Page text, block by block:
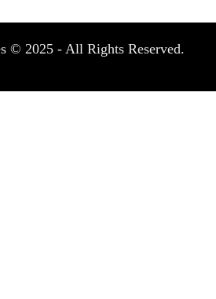
© 2025 - All Rights Reserved.